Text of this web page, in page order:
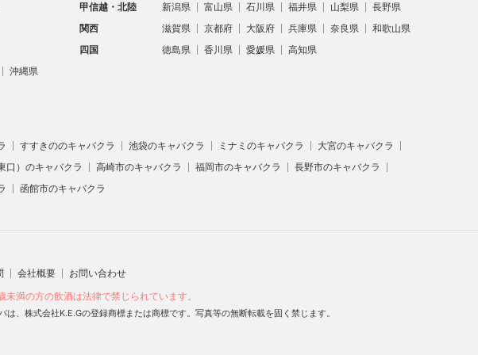
甲信越・北陸 新潟県 富山県 石川県 福井県 山梨県
長野県
関西 滋賀県 京都府 大阪府 兵庫県 奈良県
和歌山県
四国 徳島県 香川県 愛媛県
高知県
沖縄県
すすきののキャバクラ 池袋のキャバクラ ミナミのキャバクラ
大宮のキャバクラ
口）のキャバクラ 高崎市のキャバクラ 福岡市のキャバクラ
長野市のキャバクラ
函館市のキャバクラ
会社概要
お問い合わせ
満の方の飲酒は法律で禁じられています。
株式会社K.E.Gの登録商標または商標です。写真等の無断転載を固く禁じます。